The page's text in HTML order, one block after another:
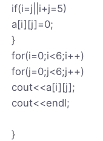
if(i=j||i+j=5)
a[i][j]=0;
}
for(i=0;i<6;i++)
for(j=0;j<6;j++)
cout<<a[i][j];
cout<<endl;
}